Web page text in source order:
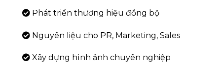
Phát triển thương hiệu đồng bộ
Nguyên liệu cho PR, Marketing, Sales
Xây dựng hình ảnh chuyên nghiệp